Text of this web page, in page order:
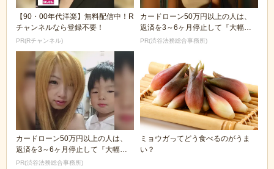
【90・00年代洋楽】無料配信中！R
チャンネルなら登録不要！
PR(Rチャンネル)
カードローン50万円以上の人は、
返済を3～6ヶ月停止して『大幅に
減額してから返済...
PR(渋谷法務総合事務所)
カードローン50万円以上の人は、
返済を3～6ヶ月停止して『大幅に
減額してから返済...
PR(渋谷法務総合事務所)
ミョウガってどう食べるのがうま
い？